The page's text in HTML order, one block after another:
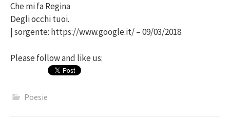
Che mi fa Regina
Degli occhi tuoi.
| sorgente: https://www.google.it/ – 09/03/2018
Please follow and like us:
Poesie